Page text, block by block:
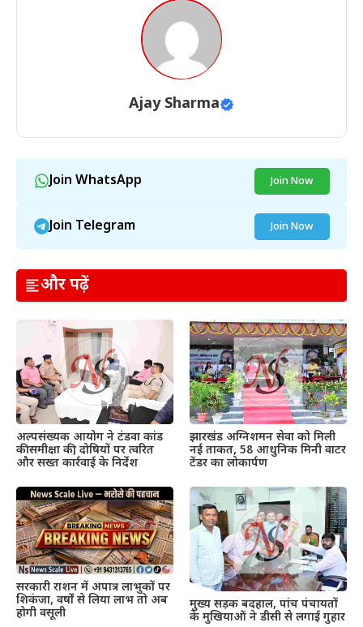
Ajay Sharma
Join WhatsApp Join Now
Join Telegram Join Now
और पढ़ें
अल्पसंख्यक आयोग ने टंडवा कांड
की समीक्षा की, दोषियों पर त्वरित
और सख्त कार्रवाई के निर्देश
झारखंड अग्निशमन सेवा को मिली
नई ताकत, 58 आधुनिक मिनी वाटर
टेंडर का लोकार्पण
सरकारी राशन में अपात्र लाभुकों पर
शिकंजा, वर्षों से लिया लाभ तो अब
होगी वसूली
मुख्य सड़क बदहाल, पांच पंचायतों
के मुखियाओं ने डीसी से लगाई गुहार